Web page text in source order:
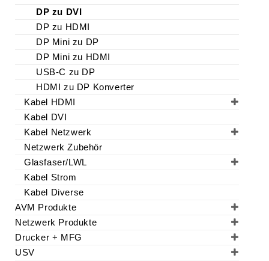
DP zu DVI
DP zu HDMI
DP Mini zu DP
DP Mini zu HDMI
USB-C zu DP
HDMI zu DP Konverter
Kabel HDMI
Kabel DVI
Kabel Netzwerk
Netzwerk Zubehör
Glasfaser/LWL
Kabel Strom
Kabel Diverse
AVM Produkte
Netzwerk Produkte
Drucker + MFG
USV